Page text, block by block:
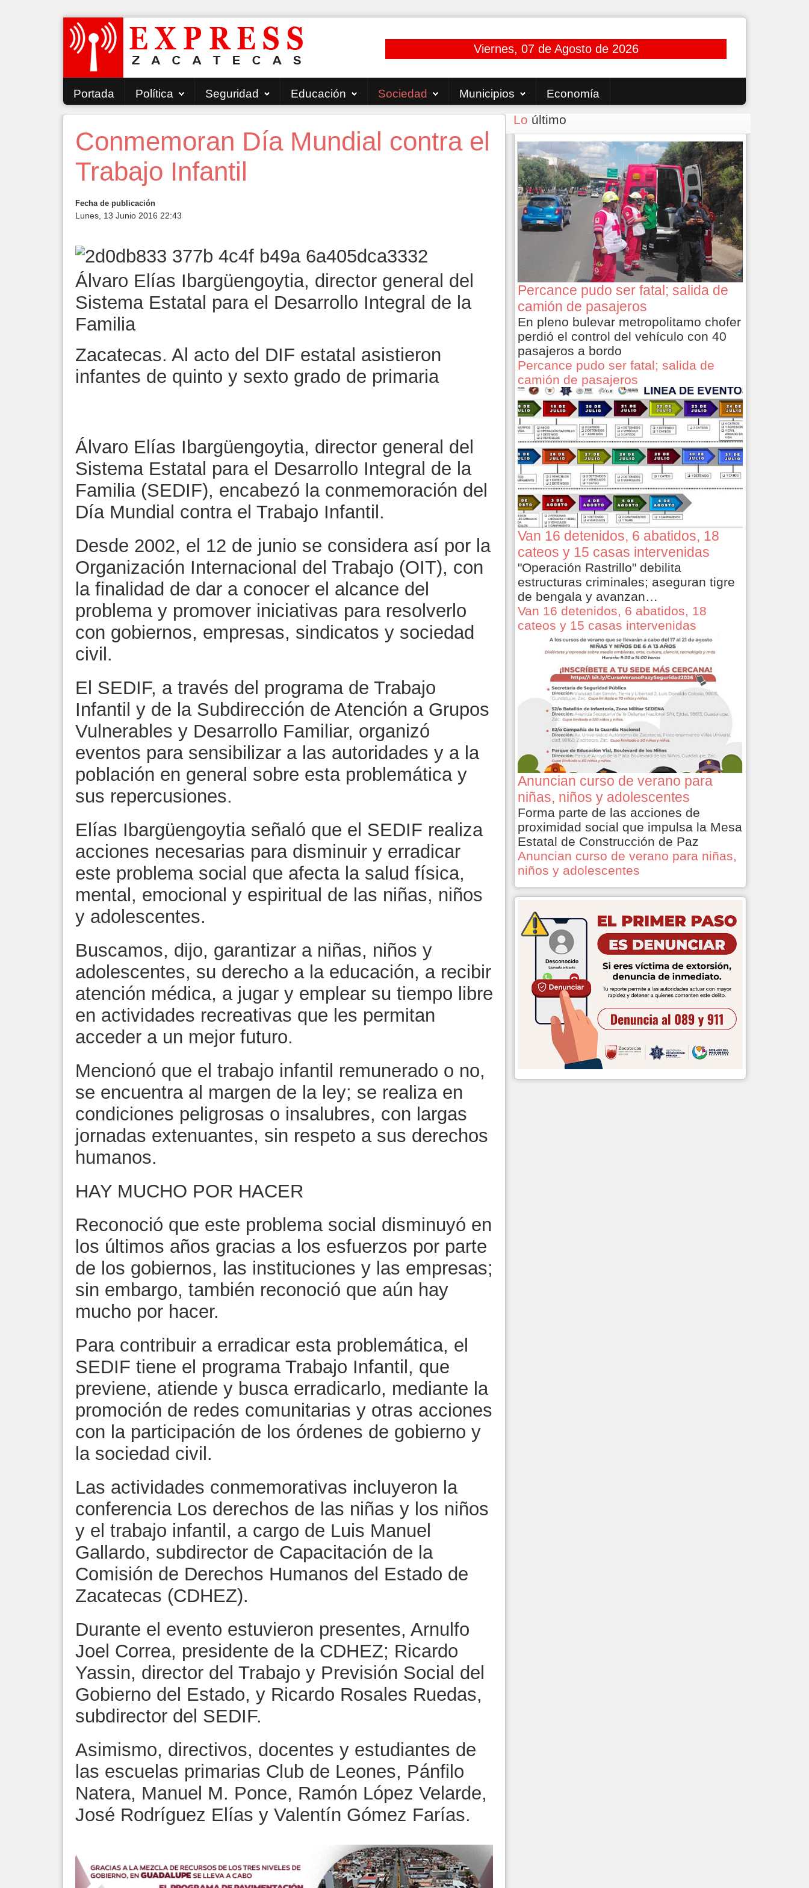
Viernes, 07 de Agosto de 2026
Portada Política Seguridad Educación Sociedad Municipios Economía
Conmemoran Día Mundial contra el
Trabajo Infantil
Fecha de publicación
Lunes, 13 Junio 2016 22:43
Álvaro Elías Ibargüengoytia, director general del
Sistema Estatal para el Desarrollo Integral de la
Familia
Zacatecas. Al acto del DIF estatal asistieron
infantes de quinto y sexto grado de primaria
Álvaro Elías Ibargüengoytia, director general del
Sistema Estatal para el Desarrollo Integral de la
Familia (SEDIF), encabezó la conmemoración del
Día Mundial contra el Trabajo Infantil.
Desde 2002, el 12 de junio se considera así por la
Organización Internacional del Trabajo (OIT), con
la finalidad de dar a conocer el alcance del
problema y promover iniciativas para resolverlo
con gobiernos, empresas, sindicatos y sociedad
civil.
El SEDIF, a través del programa de Trabajo
Infantil y de la Subdirección de Atención a Grupos
Vulnerables y Desarrollo Familiar, organizó
eventos para sensibilizar a las autoridades y a la
población en general sobre esta problemática y
sus repercusiones.
Elías Ibargüengoytia señaló que el SEDIF realiza
acciones necesarias para disminuir y erradicar
este problema social que afecta la salud física,
mental, emocional y espiritual de las niñas, niños
y adolescentes.
Buscamos, dijo, garantizar a niñas, niños y
adolescentes, su derecho a la educación, a recibir
atención médica, a jugar y emplear su tiempo libre
en actividades recreativas que les permitan
acceder a un mejor futuro.
Mencionó que el trabajo infantil remunerado o no,
se encuentra al margen de la ley; se realiza en
condiciones peligrosas o insalubres, con largas
jornadas extenuantes, sin respeto a sus derechos
humanos.
HAY MUCHO POR HACER
Reconoció que este problema social disminuyó en
los últimos años gracias a los esfuerzos por parte
de los gobiernos, las instituciones y las empresas;
sin embargo, también reconoció que aún hay
mucho por hacer.
Para contribuir a erradicar esta problemática, el
SEDIF tiene el programa Trabajo Infantil, que
previene, atiende y busca erradicarlo, mediante la
promoción de redes comunitarias y otras acciones
con la participación de los órdenes de gobierno y
la sociedad civil.
Las actividades conmemorativas incluyeron la
conferencia Los derechos de las niñas y los niños
y el trabajo infantil, a cargo de Luis Manuel
Gallardo, subdirector de Capacitación de la
Comisión de Derechos Humanos del Estado de
Zacatecas (CDHEZ).
Durante el evento estuvieron presentes, Arnulfo
Joel Correa, presidente de la CDHEZ; Ricardo
Yassin, director del Trabajo y Previsión Social del
Gobierno del Estado, y Ricardo Rosales Ruedas,
subdirector del SEDIF.
Asimismo, directivos, docentes y estudiantes de
las escuelas primarias Club de Leones, Pánfilo
Natera, Manuel M. Ponce, Ramón López Velarde,
José Rodríguez Elías y Valentín Gómez Farías.
Lo último
Percance pudo ser fatal; salida de
camión de pasajeros
En pleno bulevar metropolitamo chofer
perdió el control del vehículo con 40
pasajeros a bordo
Percance pudo ser fatal; salida de
camión de pasajeros
Van 16 detenidos, 6 abatidos, 18
cateos y 15 casas intervenidas
"Operación Rastrillo" debilita
estructuras criminales; aseguran tigre
de bengala y avanzan…
Van 16 detenidos, 6 abatidos, 18
cateos y 15 casas intervenidas
Anuncian curso de verano para
niñas, niños y adolescentes
Forma parte de las acciones de
proximidad social que impulsa la Mesa
Estatal de Construcción de Paz
Anuncian curso de verano para niñas,
niños y adolescentes